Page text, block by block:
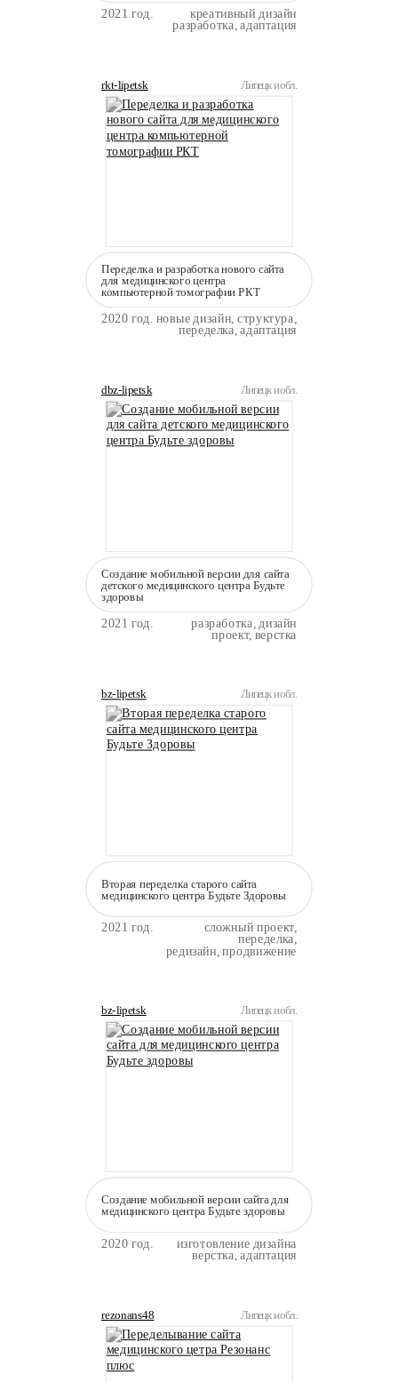
2021 год.
креативный дизайн
разработка, адаптация
rkt-lipetsk Липецк и обл.
Переделка и разработка нового сайта
для медицинского центра
компьютерной томографии РКТ
2020 год. новые дизайн, структура,
переделка, адаптация
dbz-lipetsk Липецк и обл.
Создание мобильной версии для сайта
детского медицинского центра Будьте
здоровы
2021 год.
разработка, дизайн
проект, верстка
bz-lipetsk Липецк и обл.
Вторая переделка старого сайта
медицинского центра Будьте Здоровы
2021 год. сложный проект,
переделка,
редизайн, продвижение
bz-lipetsk Липецк и обл.
Создание мобильной версии сайта для
медицинского центра Будьте здоровы
2020 год.
изготовление дизайна
верстка, адаптация
rezonans48 Липецк и обл.